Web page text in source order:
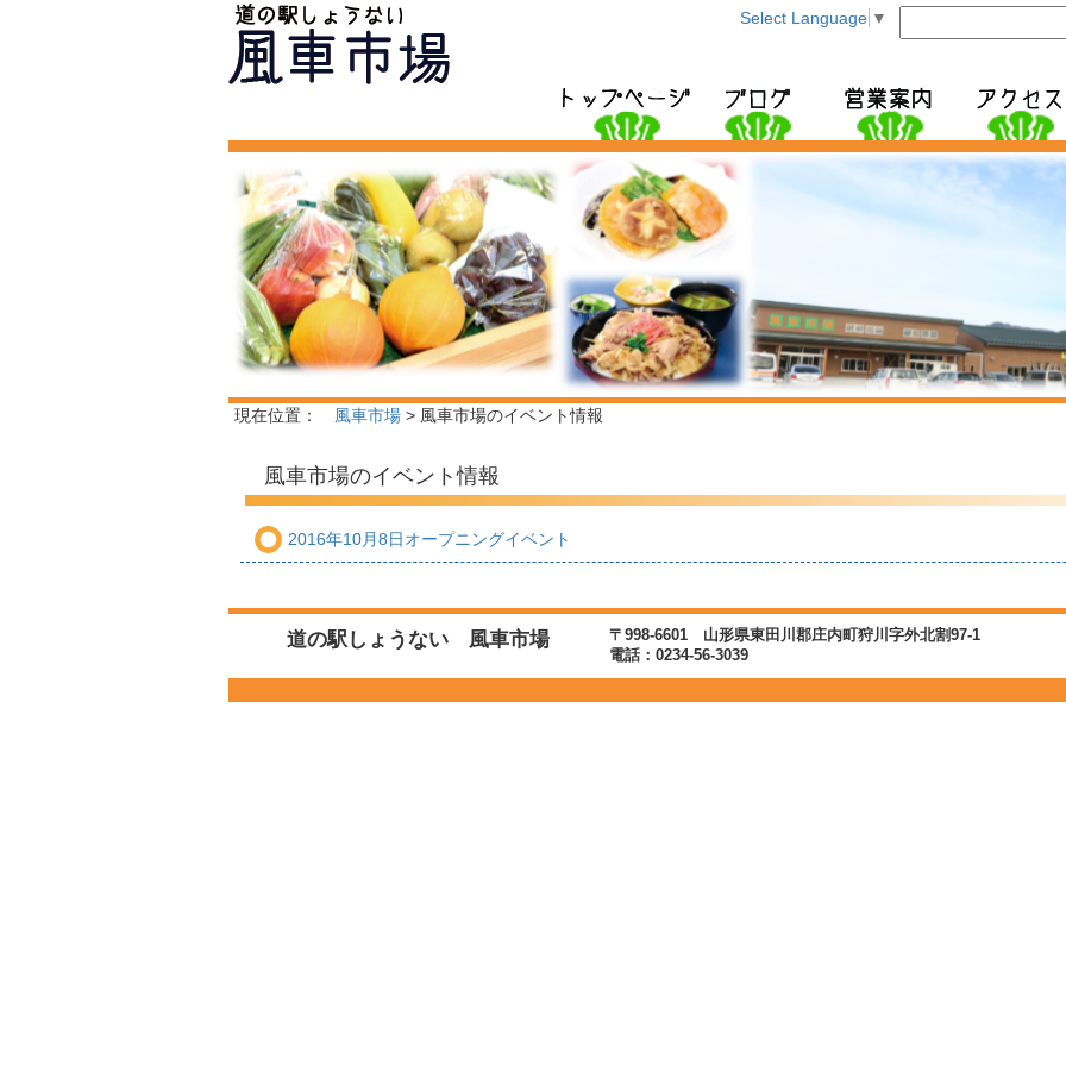
このページの本文へ移動
Select Language ▼
現在位置： 風車市場 > 風車市場のイベント情報
風車市場のイベント情報
2016年10月8日オープニングイベント
道の駅しょうない 風車市場
〒998-6601 山形県東田川郡庄内町狩川字外北割97-1
電話：0234-56-3039